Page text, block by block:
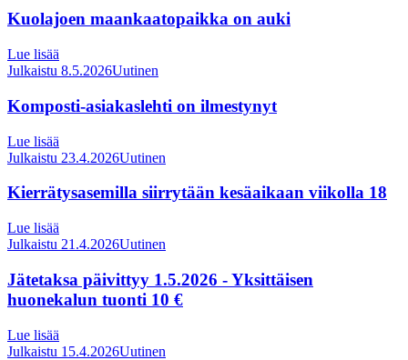
Kuolajoen maankaatopaikka on auki
Lue lisää
Julkaistu 8.5.2026Uutinen
Komposti-asiakaslehti on ilmestynyt
Lue lisää
Julkaistu 23.4.2026Uutinen
Kierrätysasemilla siirrytään kesäaikaan viikolla 18
Lue lisää
Julkaistu 21.4.2026Uutinen
Jätetaksa päivittyy 1.5.2026 - Yksittäisen
huonekalun tuonti 10 €
Lue lisää
Julkaistu 15.4.2026Uutinen